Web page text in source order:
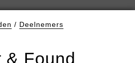
/ Deelnemers
& Found